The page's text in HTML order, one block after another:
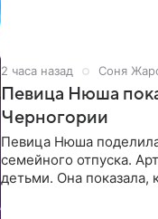
2 часа назад Соня
Певица Нюша
Черногории
Певица Нюша
семейного отпуска.
детьми. Она показала,